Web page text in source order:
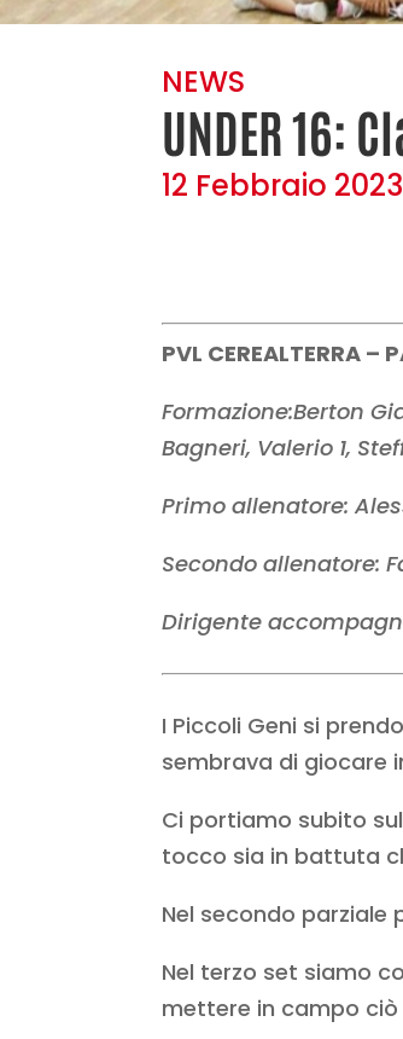
NEWS
UNDER 16:
12 Febbraio 2023
PVL CEREALTERRA
Formazione:Berton
Bagneri, Valerio 1,
Primo allenatore:
Secondo allenatore:
Dirigente
I Piccoli Geni si
sembrava di giocare
Ci portiamo subito
tocco sia in battuta
Nel secondo parziale
Nel terzo set siamo
mettere in campo ciò